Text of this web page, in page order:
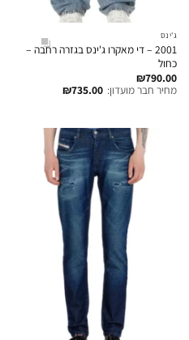
ג'ינס
2001 – די מאקרו ג'ינס בגזרה רחבה –
כחול
₪790.00
מחיר חבר מועדון: ₪735.00